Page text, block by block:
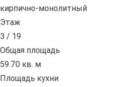
кирпично-монолитный
Этаж
3 / 19
Общая площадь
59.70 кв. м
Площадь кухни